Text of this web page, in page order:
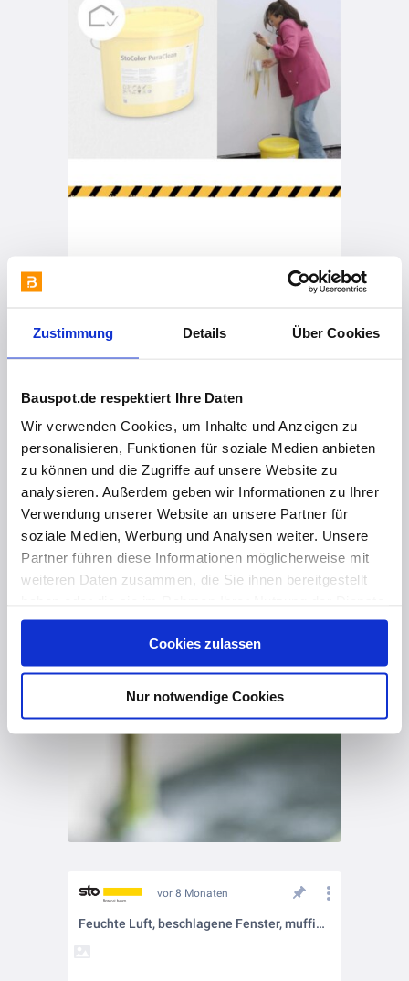
Zustimmung Details Über Cookies
Bauspot.de respektiert Ihre Daten
Wir verwenden Cookies, um Inhalte und Anzeigen zu
personalisieren, Funktionen für soziale Medien anbieten
zu können und die Zugriffe auf unsere Website zu
analysieren. Außerdem geben wir Informationen zu Ihrer
Verwendung unserer Website an unsere Partner für
soziale Medien, Werbung und Analysen weiter. Unsere
Partner führen diese Informationen möglicherweise mit
weiteren Daten zusammen, die Sie ihnen bereitgestellt
gesammelt haben. Hier finden Sie Informationen zum
und unserImpressum.
Cookies zulassen
Nur notwendige Cookies
Naturinspiration und modernste Töntechnologie ✨
vor 8 Monaten
Feuchte Luft, beschlagene Fenster, muffiges Raumklima – wir packen das! 💪